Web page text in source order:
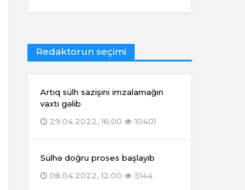
Redaktorun seçimi
Artıq sülh sazişini imzalamağın
vaxtı gəlib
29.04.2022, 16:00
10401
Sülhə doğru proses başlayıb
08.04.2022, 12:00
5144